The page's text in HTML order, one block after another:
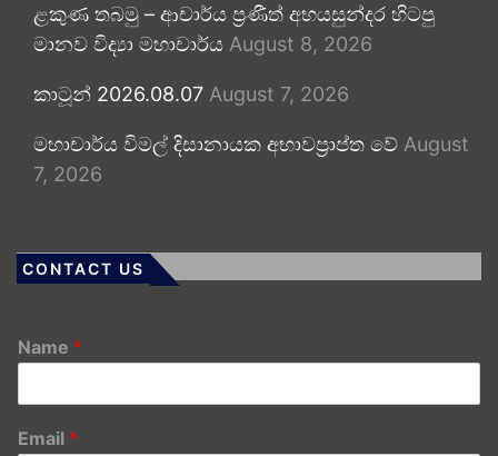
ළකුණ තබමු – ආචාර්ය ප්‍රණීත් අභයසුන්දර හිටපු
මානව විද්‍යා මහාචාර්ය August 8, 2026
කාටූන් 2026.08.07 August 7, 2026
මහාචාර්ය විමල් දිසානායක අභාවප්‍රාප්ත වේ August
7, 2026
CONTACT US
Name *
Email *